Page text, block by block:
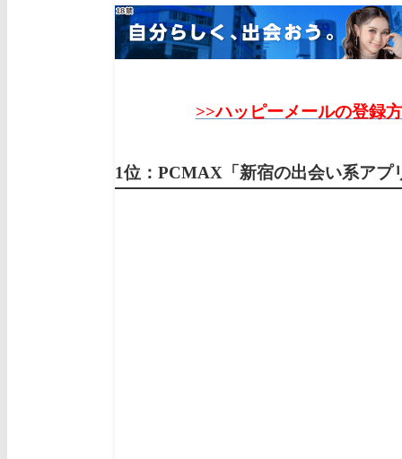
>>ハッピーメールの登録
1位：PCMAX「新宿の出会い系ア